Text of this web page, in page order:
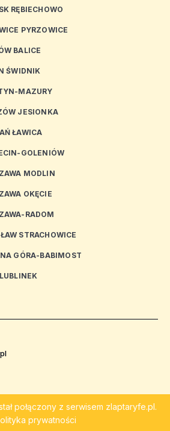
RĘBIECHOWO
PYRZOWICE
BALICE
ŚWIDNIK
MAZURY
JESIONKA
ŁAWICA
GOLENIÓW
MODLIN
OKĘCIE
RADOM
STRACHOWICE
GÓRA-BABIMOST
połączony z serwisem zlaptaryfe.pl.
prywatności